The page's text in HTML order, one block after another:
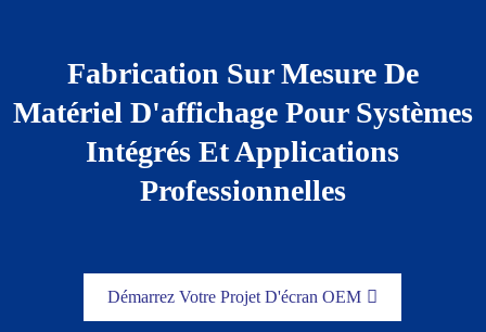
Fabrication Sur Mesure De
Matériel D'affichage Pour Systèmes
Intégrés Et Applications
Professionnelles
Démarrez Votre Projet D'écran OEM